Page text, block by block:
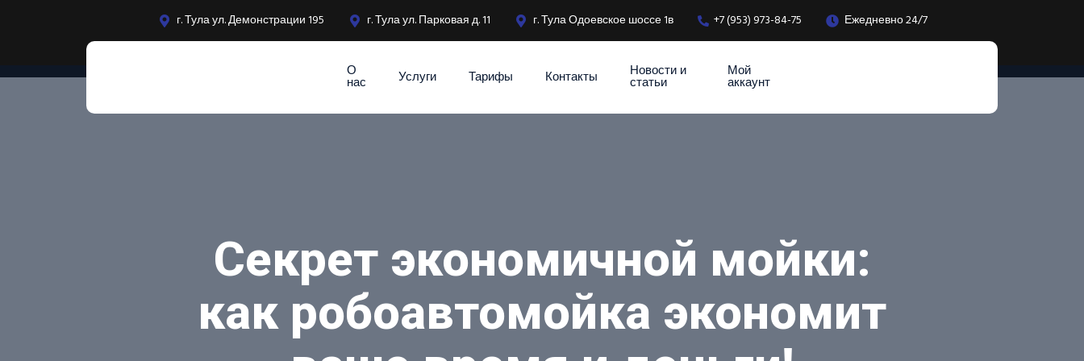
г. Тула ул. Демонстрации 195 г. Тула ул. Парковая д. 11 г. Тула Одоевское шоссе 1в +7 (953) 973-84-75 Ежедневно 24/7
О
нас Услуги Тарифы Контакты Новости и
статьи
Мой
аккаунт
Секрет экономичной мойки:
как робоавтомойка экономит